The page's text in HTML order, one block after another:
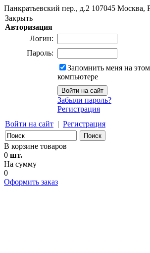
Панкратьевский пер., д.2 107045 Москва,
Закрыть
Авторизация
Логин:
Пароль:
Запомнить меня на этом
компьютере
Забыли пароль?
Регистрация
Войти на сайт | Регистрация
В корзине товаров
0 шт.
На сумму
0
Оформить заказ